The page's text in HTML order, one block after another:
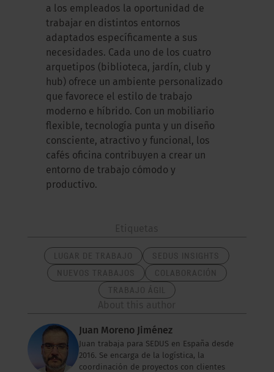
a los empleados la oportunidad de
trabajar en distintos entornos
adaptados específicamente a sus
necesidades. Cada uno de los cuatro
arquetipos (biblioteca, jardín, club y
hub) ofrece un ambiente personalizado
que favorece el estilo de trabajo
moderno e híbrido. Con un mobiliario
flexible, tecnología punta y un diseño
consciente, atractivo y funcional, los
cafés oficina contribuyen a crear un
entorno de trabajo cómodo y
productivo.
Juan Moreno Jiménez
Juan trabaja para SEDUS en España desde
2016. Se encarga de la logística, la
coordinación de proyectos con clientes